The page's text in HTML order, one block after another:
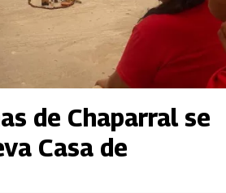
de Chaparral se
Casa de